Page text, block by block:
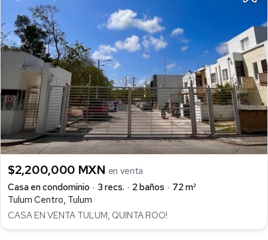
$2,200,000 MXN en venta
Casa en condominio
3 recs. 2 baños
72 m²
Tulum Centro, Tulum
CASA EN VENTA TULUM, QUINTA ROO!